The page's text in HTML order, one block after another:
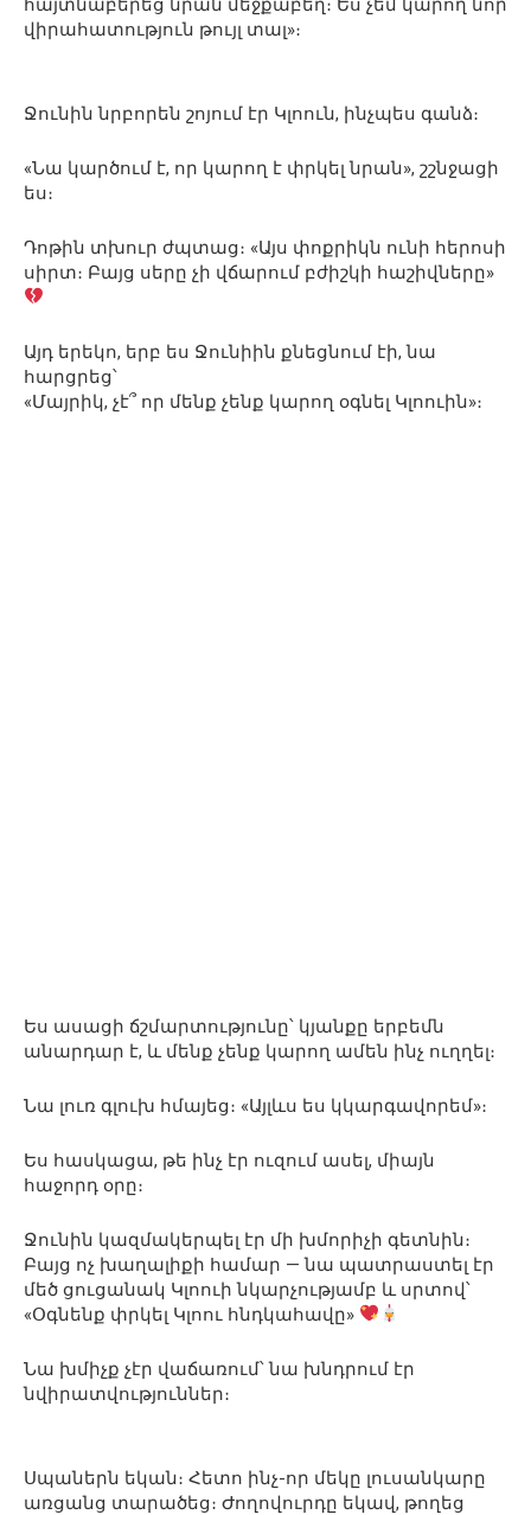
հայտնաբերեց նրան մեջքաբեղ։ Ես չեմ կարող նոր
վիրահատություն թույլ տալ»։
Ջունին նրբորեն շոյում էր Կլոուն, ինչպես գանձ։
«Նա կարծում է, որ կարող է փրկել նրան», շշնջացի
ես։
Դոթին տխուր ժպտաց։ «Այս փոքրիկն ունի հերոսի
սիրտ։ Բայց սերը չի վճարում բժիշկի հաշիվները»
Այդ երեկո, երբ ես Ջունիին քնեցնում էի, նա
հարցրեց՝
«Մայրիկ, չէ՞ որ մենք չենք կարող օգնել Կլոուին»։
Ես ասացի ճշմարտությունը՝ կյանքը երբեմն
անարդար է, և մենք չենք կարող ամեն ինչ ուղղել։
Նա լուռ գլուխ հմայեց։ «Այլևս ես կկարգավորեմ»։
Ես հասկացա, թե ինչ էր ուզում ասել, միայն
հաջորդ օրը։
Ջունին կազմակերպել էր մի խմորիչի գետնին։
Բայց ոչ խաղալիքի համար — նա պատրաստել էր
մեծ ցուցանակ Կլոուի նկարչությամբ և սրտով՝
«Օգնենք փրկել Կլոու հնդկահավը»
Նա խմիչք չէր վաճառում՝ նա խնդրում էր
նվիրատվություններ։
Սպաներն եկան։ Հետո ինչ-որ մեկը լուսանկարը
առցանց տարածեց։ Ժողովուրդը եկավ, թողեց